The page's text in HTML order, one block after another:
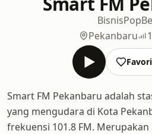
BisnisPop
Pekanbaru
Smart FM Pekanbaru adalah
yang mengudara di Kota
frekuensi 101.8 FM. Merupakan